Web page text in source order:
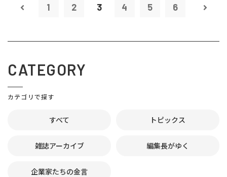
1 2 3 4 5 6
CATEGORY
カテゴリで探す
すべて トピックス
雑誌アーカイブ 編集長がゆく
企業家たちの金言